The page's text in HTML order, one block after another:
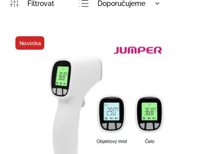
Doporučujeme
Nejprodávanější
Novinka